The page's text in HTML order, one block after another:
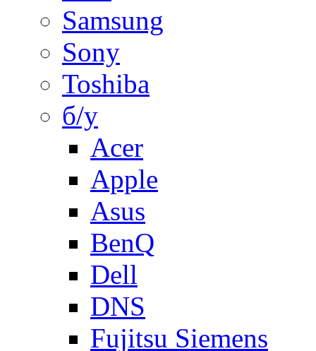
Samsung
Sony
Toshiba
б/у
Acer
Apple
Asus
BenQ
Dell
DNS
Fujitsu Siemens